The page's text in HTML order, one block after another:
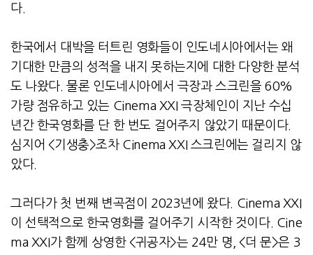
다.
한국에서 대박을 터트린 영화들이 인도네시아에서는 왜
기대한 만큼의 성적을 내지 못하는지에 대한 다양한 분석
도 나왔다. 물론 인도네시아에서 극장과 스크린을 60%
가량 점유하고 있는 Cinema XXI 극장체인이 지난 수십
년간 한국영화를 단 한 번도 걸어주지 않았기 때문이다.
심지어 <기생충>조차 Cinema XXI 스크린에는 걸리지 않
았다.
그러다가 첫 번째 변곡점이 2023년에 왔다. Cinema XXI
이 선택적으로 한국영화를 걸어주기 시작한 것이다. Cine
ma XXI가 함께 상영한 <귀공자>는 24만 명, <더 문>은 3